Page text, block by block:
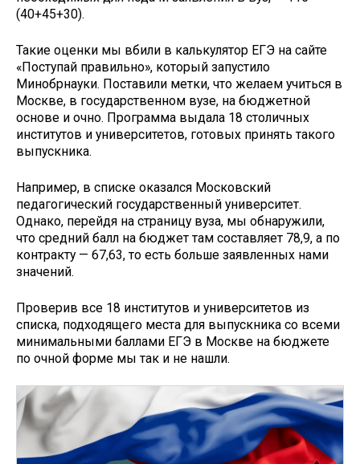
(40+45+30).
Такие оценки мы вбили в калькулятор ЕГЭ на сайте
«Поступай правильно», который запустило
Минобрнауки. Поставили метки, что желаем учиться в
Москве, в государственном вузе, на бюджетной
основе и очно. Программа выдала 18 столичных
институтов и университетов, готовых принять такого
выпускника.
Например, в списке оказался Московский
педагогический государственный университет.
Однако, перейдя на страницу вуза, мы обнаружили,
что средний балл на бюджет там составляет 78,9, а по
контракту — 67,63, то есть больше заявленных нами
значений.
Проверив все 18 институтов и университетов из
списка, подходящего места для выпускника со всеми
минимальными баллами ЕГЭ в Москве на бюджете
по очной форме мы так и не нашли.